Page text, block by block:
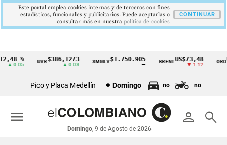
Cintillo
económicos
Colombia
%
▲ 0.05
UVR$386,1273
▲ 0.03
SMMLV$1.750.905 BRENTUS$73,48
▼ 1.12
ORO
Pico y Placa Medellín Domingo no no
person search
Domingo, 9 de Agosto de 2026
menu
Este portal emplea cookies internas y de terceros con fines
estadísticos, funcionales y publicitarios. Puede aceptarlas o
consultar más en nuestra politica de cookies
CONTINUAR